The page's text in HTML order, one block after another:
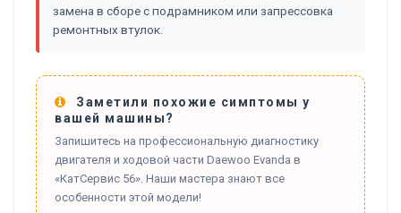
замена в сборе с подрамником или запрессовка
ремонтных втулок.
Заметили похожие симптомы у
вашей машины?
Запишитесь на профессиональную диагностику
двигателя и ходовой части Daewoo Evanda в
«КатСервис 56». Наши мастера знают все
особенности этой модели!